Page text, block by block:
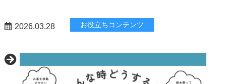
2026.03.28 お役立ちコンテンツ